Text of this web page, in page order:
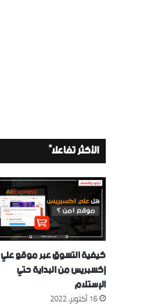
الأكثر تفاعلاً
كيفية التسوق عبر موقع علي
إكسبريس من البداية حتي
الإستلام
16 أكتوبر، 2022